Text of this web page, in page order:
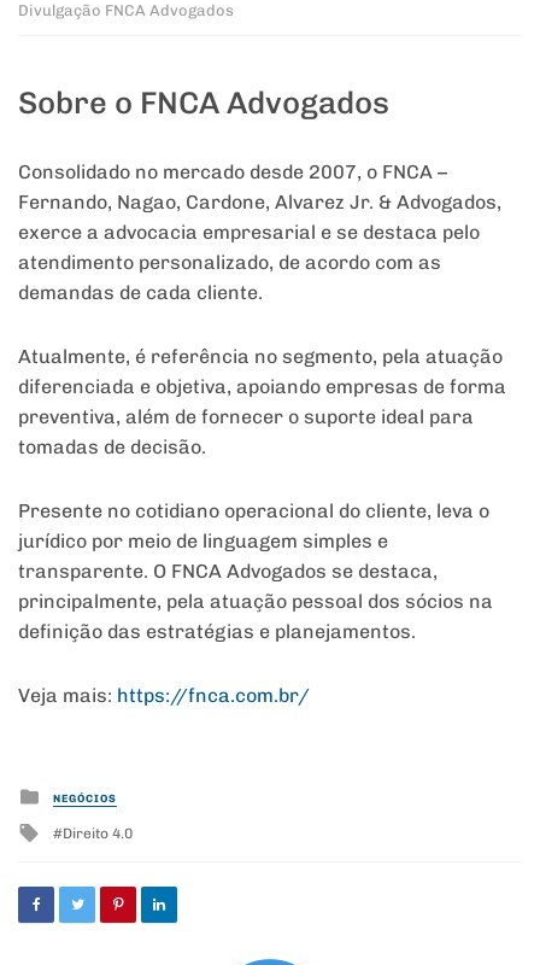
Divulgação FNCA Advogados
Sobre o FNCA Advogados
Consolidado no mercado desde 2007, o FNCA –
Fernando, Nagao, Cardone, Alvarez Jr. & Advogados,
exerce a advocacia empresarial e se destaca pelo
atendimento personalizado, de acordo com as
demandas de cada cliente.
Atualmente, é referência no segmento, pela atuação
diferenciada e objetiva, apoiando empresas de forma
preventiva, além de fornecer o suporte ideal para
tomadas de decisão.
Presente no cotidiano operacional do cliente, leva o
jurídico por meio de linguagem simples e
transparente. O FNCA Advogados se destaca,
principalmente, pela atuação pessoal dos sócios na
definição das estratégias e planejamentos.
Veja mais: https://fnca.com.br/
Posted
in
NEGÓCIOS
Tagged
Direito 4.0